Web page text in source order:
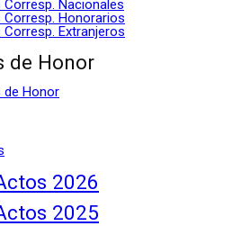
Nacionales
Honorarios
Extranjeros
de Honor
Honor
2026
2025